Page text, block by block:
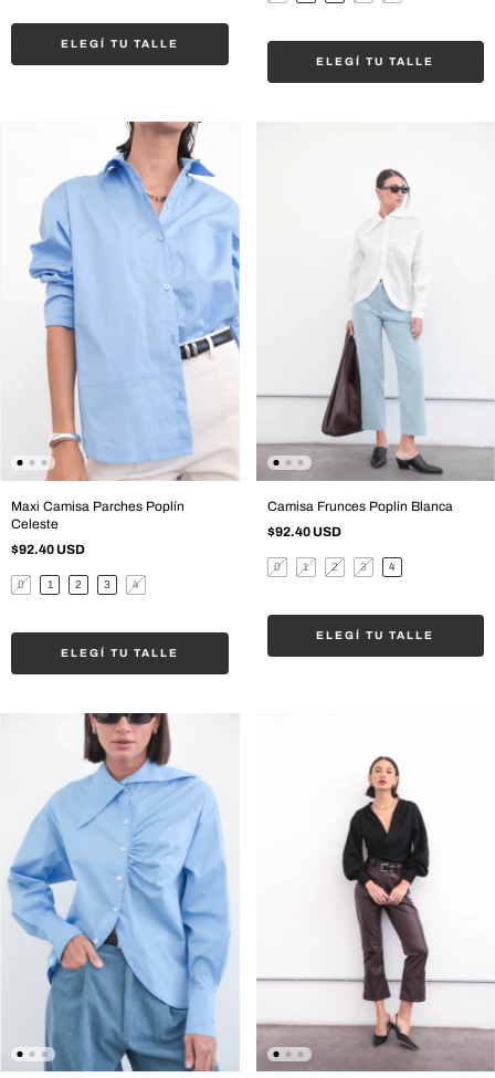
ELEGÍ TU TALLE
ELEGÍ TU TALLE
Maxi Camisa Parches Poplín
Celeste
$92.40 USD
0 1 2 3 4
ELEGÍ TU TALLE
Camisa Frunces Poplín Blanca
$92.40 USD
0 1 2 3 4
ELEGÍ TU TALLE